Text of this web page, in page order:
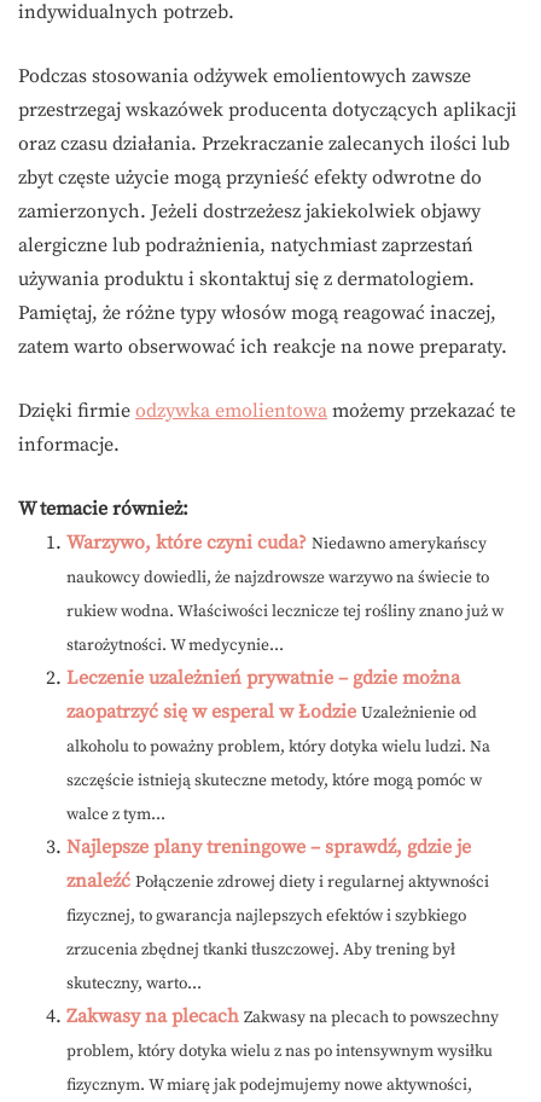
indywidualnych potrzeb.
Podczas stosowania odżywek emolientowych zawsze
przestrzegaj wskazówek producenta dotyczących aplikacji
oraz czasu działania. Przekraczanie zalecanych ilości lub
zbyt częste użycie mogą przynieść efekty odwrotne do
zamierzonych. Jeżeli dostrzeżesz jakiekolwiek objawy
alergiczne lub podrażnienia, natychmiast zaprzestań
używania produktu i skontaktuj się z dermatologiem.
Pamiętaj, że różne typy włosów mogą reagować inaczej,
zatem warto obserwować ich reakcje na nowe preparaty.
Dzięki firmie odzywka emolientowa możemy przekazać te
informacje.
W temacie również:
Warzywo, które czyni cuda? Niedawno amerykańscy
naukowcy dowiedli, że najzdrowsze warzywo na świecie to
rukiew wodna. Właściwości lecznicze tej rośliny znano już w
starożytności. W medycynie...
Leczenie uzależnień prywatnie – gdzie można
zaopatrzyć się w esperal w Łodzie Uzależnienie od
alkoholu to poważny problem, który dotyka wielu ludzi. Na
szczęście istnieją skuteczne metody, które mogą pomóc w
walce z tym...
Najlepsze plany treningowe – sprawdź, gdzie je
znaleźć Połączenie zdrowej diety i regularnej aktywności
fizycznej, to gwarancja najlepszych efektów i szybkiego
zrzucenia zbędnej tkanki tłuszczowej. Aby trening był
skuteczny, warto...
Zakwasy na plecach Zakwasy na plecach to powszechny
problem, który dotyka wielu z nas po intensywnym wysiłku
fizycznym. W miarę jak podejmujemy nowe aktywności,